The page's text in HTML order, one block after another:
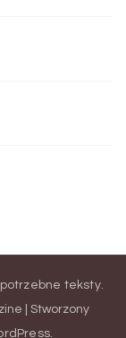
teksty.
| Stworzony
.